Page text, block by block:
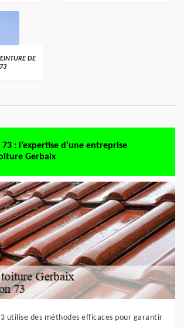
DE
: l’expertise d’une entreprise
Gerbaix
utilise des méthodes efficaces pour garantir